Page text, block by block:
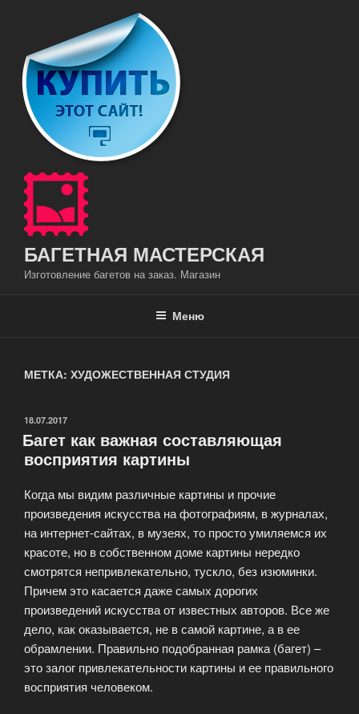
содержимому
БАГЕТНАЯ МАСТЕРСКАЯ
Изготовление багетов на заказ. Магазин
Меню
МЕТКА: ХУДОЖЕСТВЕННАЯ СТУДИЯ
ОПУБЛИКОВАНО
18.07.2017
Багет как важная составляющая
восприятия картины
Когда мы видим различные картины и прочие
произведения искусства на фотографиям, в журналах,
на интернет-сайтах, в музеях, то просто умиляемся их
красоте, но в собственном доме картины нередко
смотрятся непривлекательно, тускло, без изюминки.
Причем это касается даже самых дорогих
произведений искусства от известных авторов. Все же
дело, как оказывается, не в самой картине, а в ее
обрамлении. Правильно подобранная рамка (багет) –
это залог привлекательности картины и ее правильного
восприятия человеком.